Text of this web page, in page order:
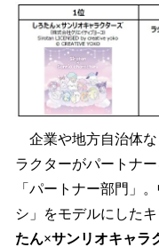
企業や地方自治体な
ラクターがパートナ
「パートナー部門」
シ」をモデルにした
たん×サンリオキャラ